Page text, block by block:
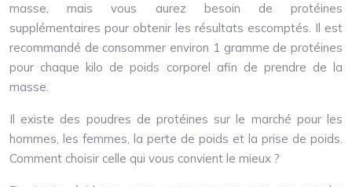
masse, mais vous aurez besoin de protéines
supplémentaires pour obtenir les résultats escomptés. Il est
recommandé de consommer environ 1 gramme de protéines
pour chaque kilo de poids corporel afin de prendre de la
masse.
Il existe des poudres de protéines sur le marché pour les
hommes, les femmes, la perte de poids et la prise de poids.
Comment choisir celle qui vous convient le mieux ?